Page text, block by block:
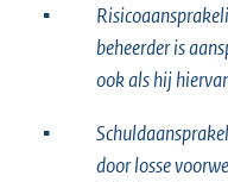
▪
beheerder is
ook als hij
▪
door losse